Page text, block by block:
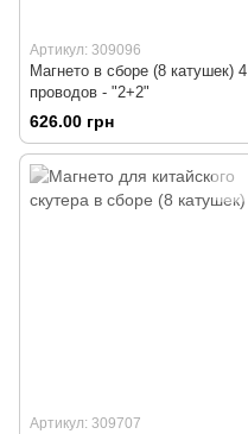
Артикул: 309096
Магнето в сборе (8 катушек) 4
проводов - "2+2"
626.00 грн
Артикул: 309707